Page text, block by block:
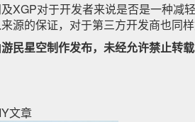
XGP对于开发者来说是否是一种减
源的保证，对于第三方开发商也同
民星空制作发布，未经允许禁止转载
文章